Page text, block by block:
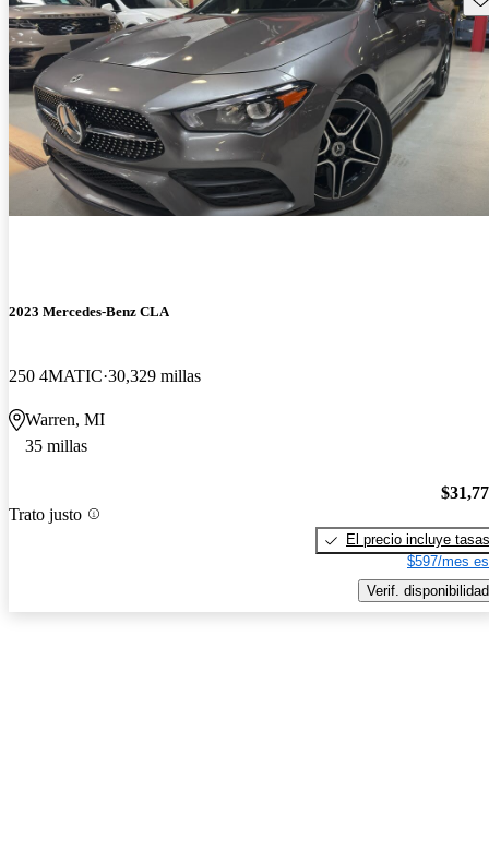
2023 Mercedes-Benz CLA
250 4MATIC 30,329 millas
Warren, MI
35 millas
Trato justo
El precio incluye tasas
$597/mes
Verif. disponibilidad